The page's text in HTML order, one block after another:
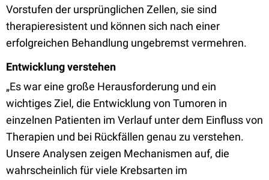
Vorstufen der ursprünglichen Zellen, sie sind
therapieresistent und können sich nach einer
erfolgreichen Behandlung ungebremst vermehren.
Entwicklung verstehen
„Es war eine große Herausforderung und ein
wichtiges Ziel, die Entwicklung von Tumoren in
einzelnen Patienten im Verlauf unter dem Einfluss von
Therapien und bei Rückfällen genau zu verstehen.
Unsere Analysen zeigen Mechanismen auf, die
wahrscheinlich für viele Krebsarten im